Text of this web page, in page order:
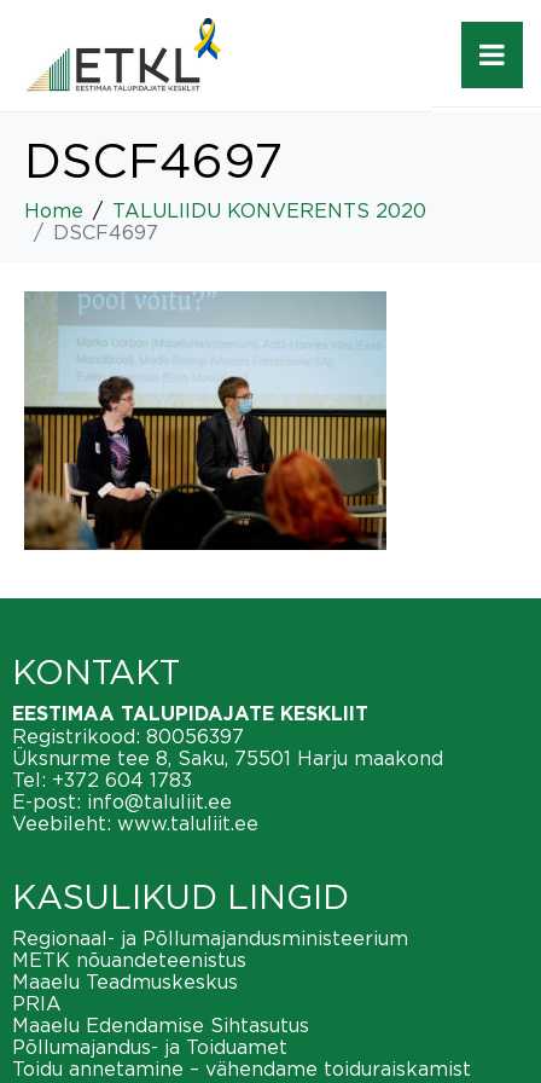
DSCF4697
Home
TALULIIDU KONVERENTS 2020
DSCF4697
KONTAKT
EESTIMAA TALUPIDAJATE KESKLIIT
Registrikood: 80056397
Üksnurme tee 8, Saku, 75501 Harju maakond
Tel: +372 604 1783
E-post: info@taluliit.ee
Veebileht: www.taluliit.ee
KASULIKUD LINGID
Regionaal- ja Põllumajandusministeerium
METK nõuandeteenistus
Maaelu Teadmuskeskus
PRIA
Maaelu Edendamise Sihtasutus
Põllumajandus- ja Toiduamet
Toidu annetamine – vähendame toiduraiskamist